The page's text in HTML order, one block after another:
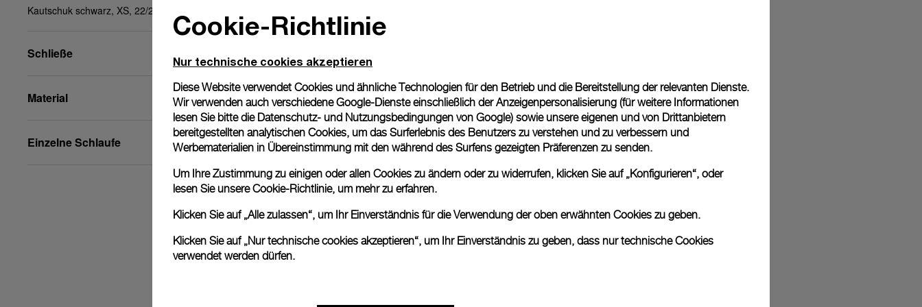
Kautschuk schwarz, XS, 22/20, BA
Schließe
Material
Einzelne Schlaufe
Cookie-Richtlinie
Nur technische cookies akzeptieren
Diese Website verwendet Cookies und ähnliche Technologien für den Betrieb und die Bereitstellung der relevanten Dienste.
Wir verwenden auch verschiedene Google-Dienste einschließlich der Anzeigenpersonalisierung (für weitere Informationen
lesen Sie bitte die Datenschutz- und Nutzungsbedingungen von Google) sowie unsere eigenen und von Drittanbietern
bereitgestellten analytischen Cookies, um das Surferlebnis des Benutzers zu verstehen und zu verbessern und
Werbematerialien in Übereinstimmung mit den während des Surfens gezeigten Präferenzen zu senden.
Um Ihre Zustimmung zu einigen oder allen Cookies zu ändern oder zu widerrufen, klicken Sie auf „Konfigurieren“, oder
lesen Sie unsereCookie-Richtlinie, um mehr zu erfahren.
Klicken Sie auf „Alle zulassen“, um Ihr Einverständnis für die Verwendung der oben erwähnten Cookies zu geben.
Klicken Sie auf „Nur technische cookies akzeptieren“, um Ihr Einverständnis zu geben, dass nur technische Cookies
verwendet werden dürfen.